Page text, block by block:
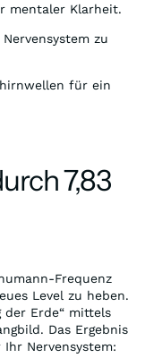
mentaler Klarheit.
zu
für ein
7,83
Frequenz
Level zu heben.
der Erde“ mittels
Das Ergebnis
Nervensystem: